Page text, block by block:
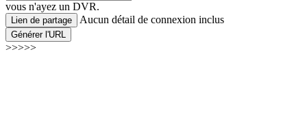
vous n'ayez un DVR.
Lien de partage Aucun détail de connexion inclus
Générer l'URL
>>>>>